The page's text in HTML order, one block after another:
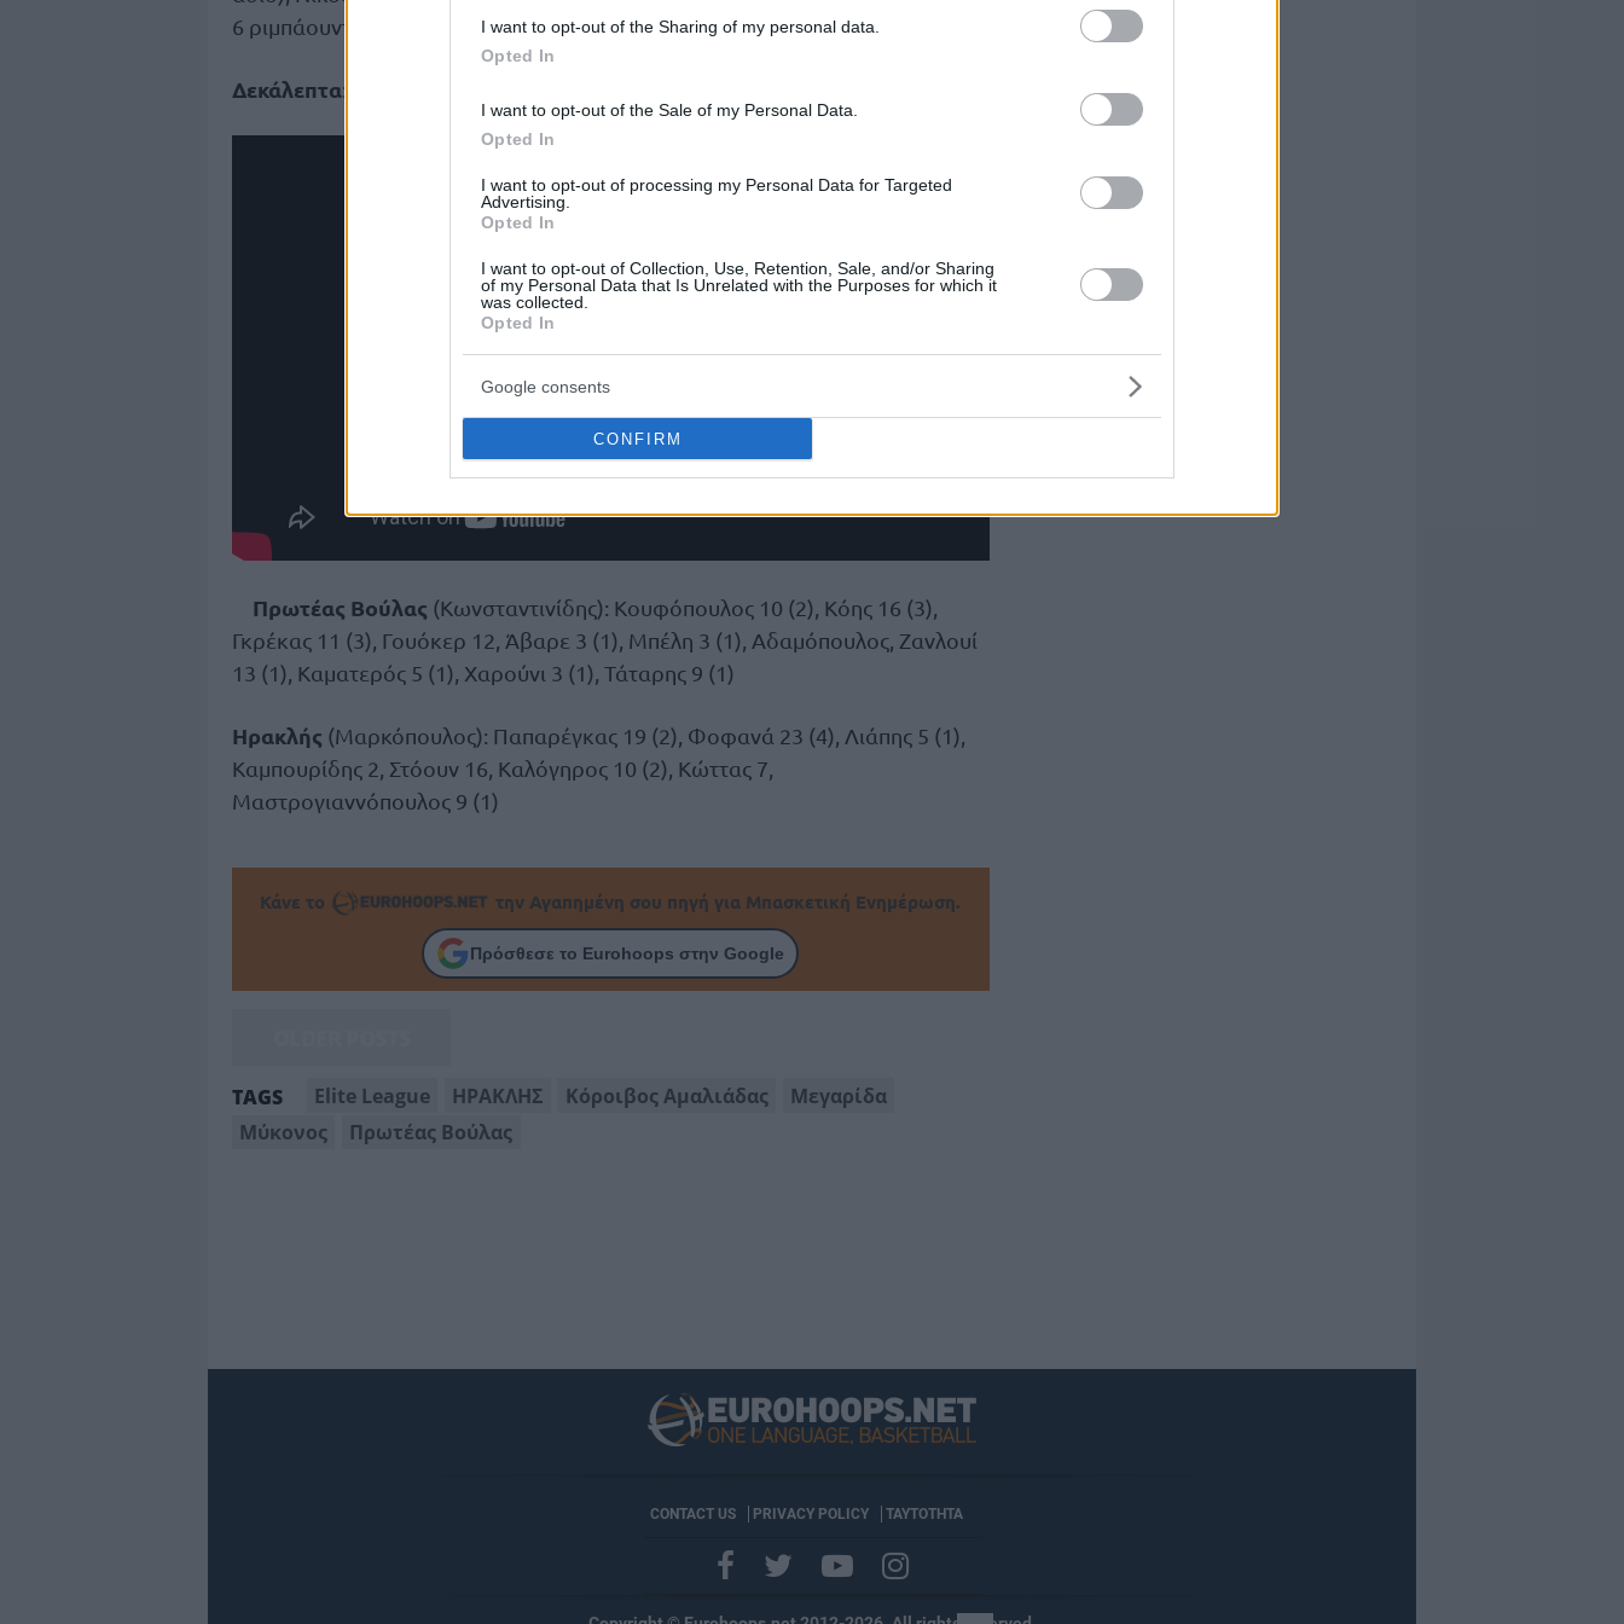
I want to opt-out of the Sharing of my personal data.
Opted In
I want to opt-out of the Sale of my Personal Data.
Opted In
I want to opt-out of processing my Personal Data for Targeted
Advertising.
Opted In
I want to opt-out of Collection, Use, Retention, Sale, and/or Sharing
of my Personal Data that Is Unrelated with the Purposes for which it
was collected.
Opted In
Google consents
CONFIRM
6 ριμπάουντ).
Δεκάλεπτα: 25-16, 45-42, 58-61, 80-80, 85-93 (πρτ.)
Πρωτέας Βούλας (Κωνσταντινίδης): Κουφόπουλος 10 (2), Κόης 16 (3),
Γκρέκας 11 (3), Γουόκερ 12, Άβαρε 3 (1), Μπέλη 3 (1), Αδαμόπουλος, Ζανλουί
13 (1), Καματερός 5 (1), Χαρούνι 3 (1), Τάταρης 9 (1)
Ηρακλής (Μαρκόπουλος): Παπαρέγκας 19 (2), Φοφανά 23 (4), Λιάπης 5 (1),
Καμπουρίδης 2, Στόουν 16, Καλόγηρος 10 (2), Κώττας 7,
Μαστρογιαννόπουλος 9 (1)
Κάνε το την Αγαπημένη σου πηγή για Μπασκετική Ενημέρωση.
Πρόσθεσε το Eurohoops στην Google
TAGS Elite League ΗΡΑΚΛΗΣ Κόροιβος Αμαλιάδας
Μεγαρίδα
Μύκονος
Πρωτέας Βούλας
CONTACT US PRIVACY POLICY ΤΑΥΤΟΤΗΤΑ